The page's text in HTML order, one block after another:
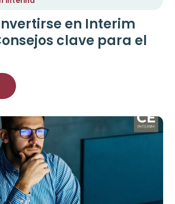
en Interim
clave para el